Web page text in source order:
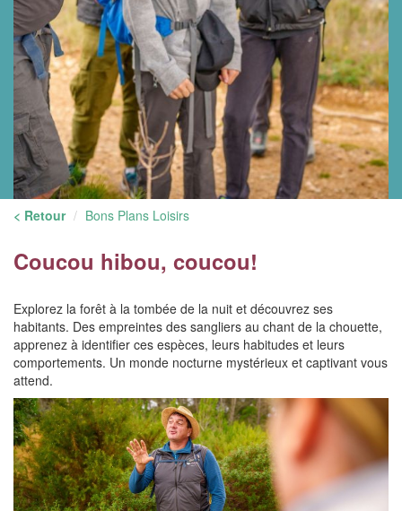
< Retour Bons Plans Loisirs
Coucou hibou, coucou!
Explorez la forêt à la tombée de la nuit et découvrez ses
habitants. Des empreintes des sangliers au chant de la chouette,
apprenez à identifier ces espèces, leurs habitudes et leurs
comportements. Un monde nocturne mystérieux et captivant vous
attend.